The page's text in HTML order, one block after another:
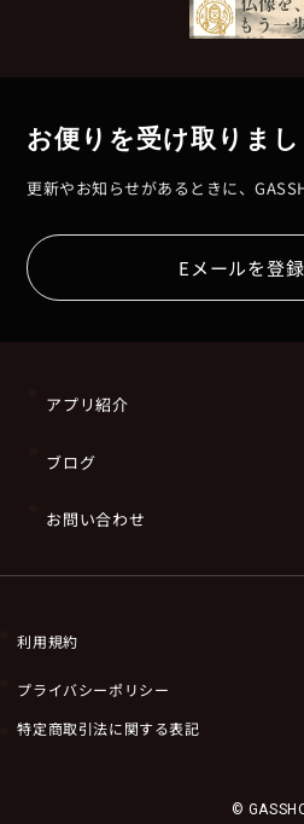
お便りを受け取りまし
更新やお知らせがあるときに、
Eメールを登
アプリ紹介
ブログ
お問い合わせ
利用規約
プライバシーポリシー
特定商取引法に関する表記
©